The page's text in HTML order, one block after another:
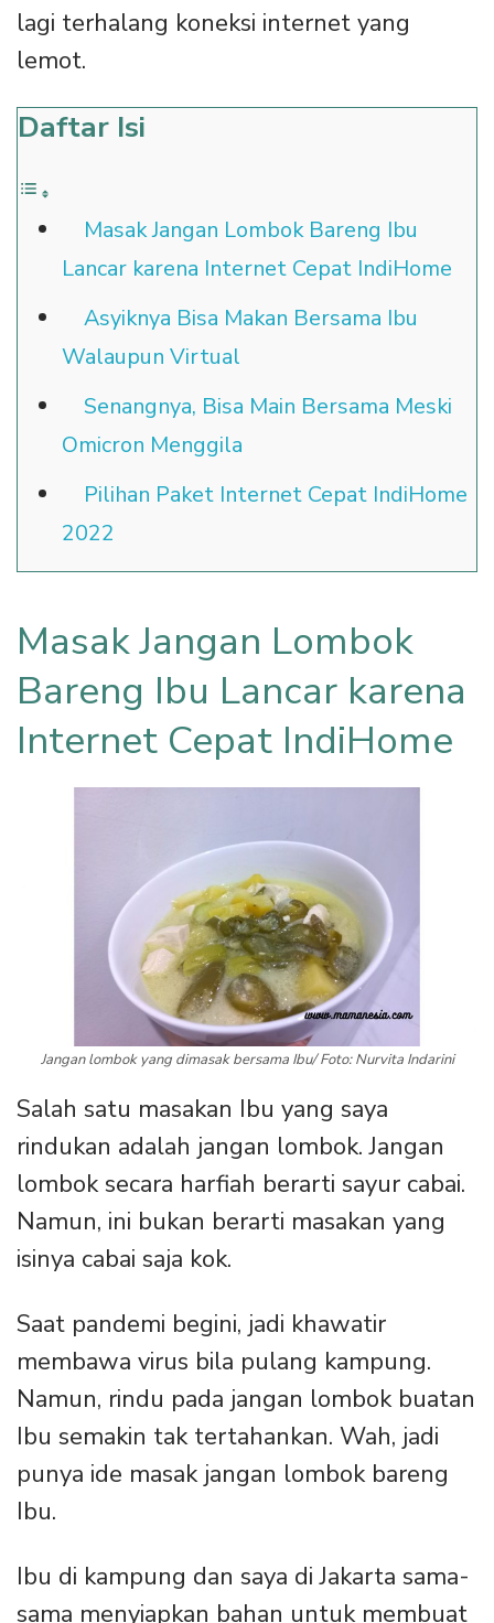
lagi terhalang koneksi internet yang
lemot.
Daftar Isi
Masak Jangan Lombok Bareng Ibu
Lancar karena Internet Cepat IndiHome
Asyiknya Bisa Makan Bersama Ibu
Walaupun Virtual
Senangnya, Bisa Main Bersama Meski
Omicron Menggila
Pilihan Paket Internet Cepat IndiHome
2022
Masak Jangan Lombok
Bareng Ibu Lancar karena
Internet Cepat IndiHome
Jangan lombok yang dimasak bersama Ibu/ Foto: Nurvita Indarini
Salah satu masakan Ibu yang saya
rindukan adalah jangan lombok. Jangan
lombok secara harfiah berarti sayur cabai.
Namun, ini bukan berarti masakan yang
isinya cabai saja kok.
Saat pandemi begini, jadi khawatir
membawa virus bila pulang kampung.
Namun, rindu pada jangan lombok buatan
Ibu semakin tak tertahankan. Wah, jadi
punya ide masak jangan lombok bareng
Ibu.
Ibu di kampung dan saya di Jakarta sama-
sama menyiapkan bahan untuk membuat